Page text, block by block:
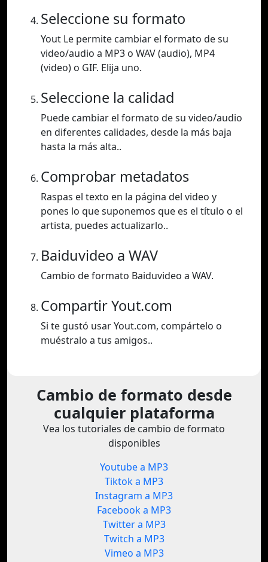
Seleccione su formato
Yout Le permite cambiar el formato de su
video/audio a MP3 o WAV (audio), MP4
(video) o GIF. Elija uno.
Seleccione la calidad
Puede cambiar el formato de su video/audio
en diferentes calidades, desde la más baja
hasta la más alta..
Comprobar metadatos
Raspas el texto en la página del video y
pones lo que suponemos que es el título o el
artista, puedes actualizarlo..
Baiduvideo a WAV
Cambio de formato Baiduvideo a WAV.
Compartir Yout.com
Si te gustó usar Yout.com, compártelo o
muéstralo a tus amigos..
Cambio de formato desde
cualquier plataforma
Vea los tutoriales de cambio de formato
disponibles
Youtube a MP3
Tiktok a MP3
Instagram a MP3
Facebook a MP3
Twitter a MP3
Twitch a MP3
Vimeo a MP3